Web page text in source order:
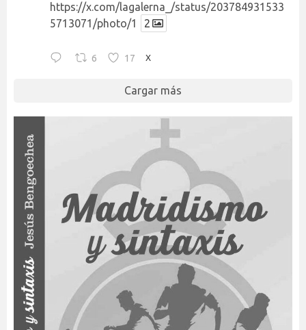
https://x.com/lagalerna_/status/203784931533
5713071/photo/1
2
6 17 X
Cargar más